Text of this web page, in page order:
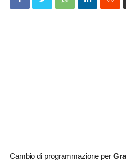
Cambio di programmazione per